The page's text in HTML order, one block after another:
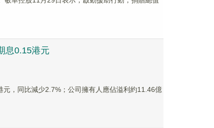
息0.15港元
，同比減少2.7%；公司擁有人應佔溢利約11.46億